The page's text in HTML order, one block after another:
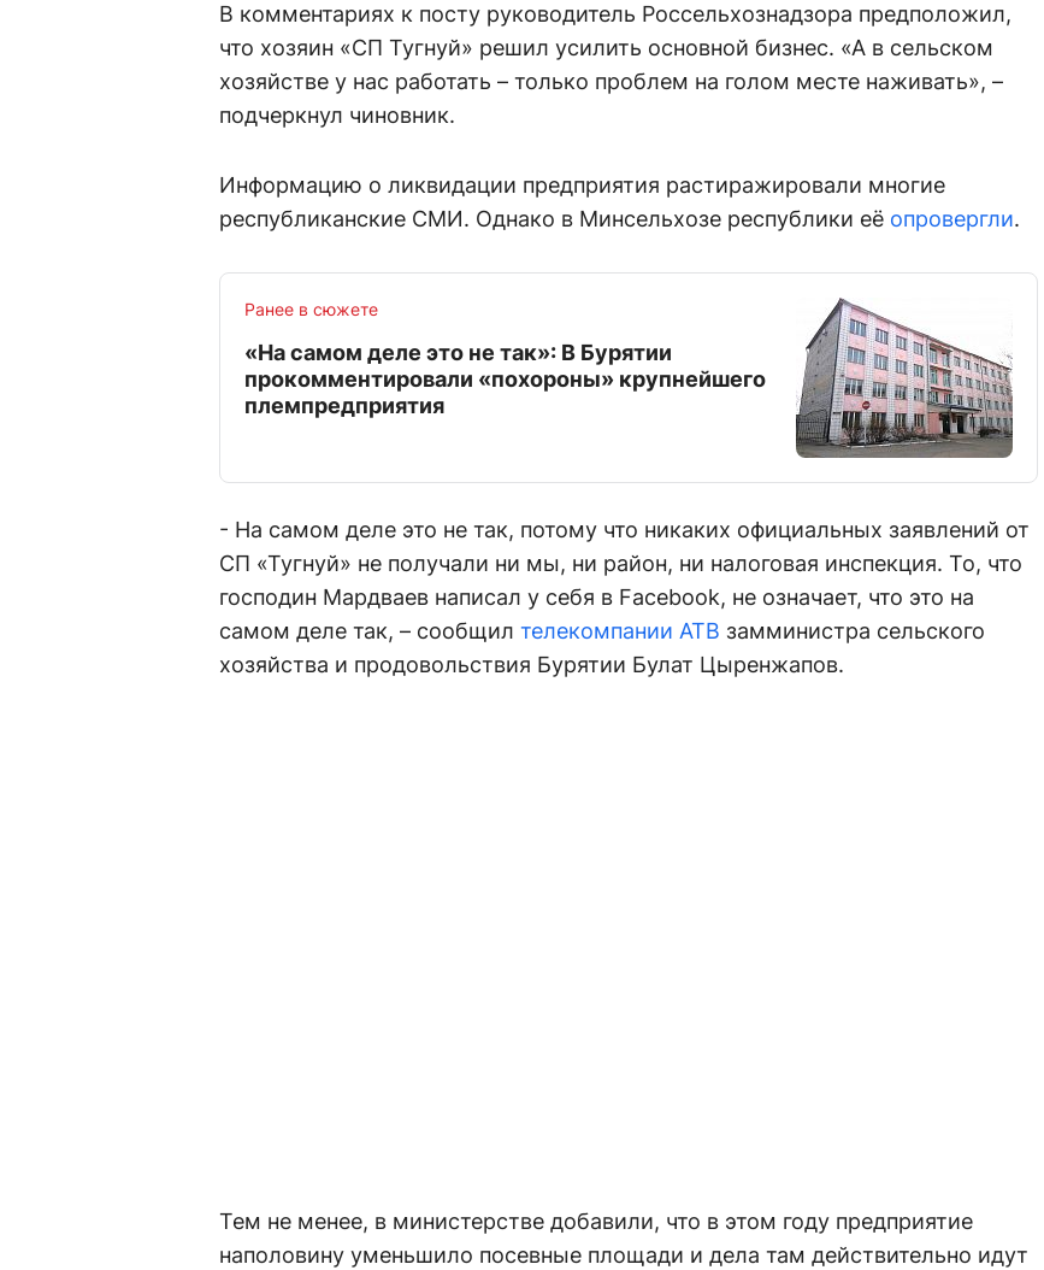
В комментариях к посту руководитель Россельхознадзора предположил,
что хозяин «СП Тугнуй» решил усилить основной бизнес. «А в сельском
хозяйстве у нас работать – только проблем на голом месте наживать», –
подчеркнул чиновник.
Информацию о ликвидации предприятия растиражировали многие
республиканские СМИ. Однако в Минсельхозе республики её опровергли.
Ранее в сюжете
«На самом деле это не так»: В Бурятии
прокомментировали «похороны» крупнейшего
племпредприятия
- На самом деле это не так, потому что никаких официальных заявлений от
СП «Тугнуй» не получали ни мы, ни район, ни налоговая инспекция. То, что
господин Мардваев написал у себя в Facebook, не означает, что это на
самом деле так, – сообщил телекомпании АТВ замминистра сельского
хозяйства и продовольствия Бурятии Булат Цыренжапов.
Тем не менее, в министерстве добавили, что в этом году предприятие
наполовину уменьшило посевные площади и дела там действительно идут